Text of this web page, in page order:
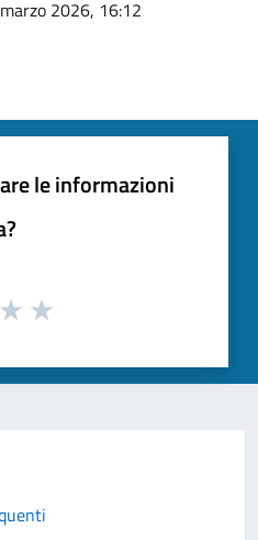
2026, 16:12
le informazioni